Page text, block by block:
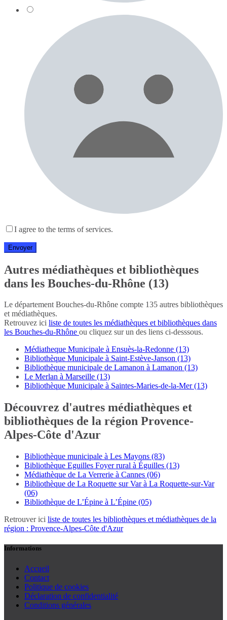
I agree to the terms of services.
Autres médiathèques et bibliothèques
dans les Bouches-du-Rhône (13)
Le département Bouches-du-Rhône compte 135 autres bibliothèques
et médiathèques.
Retrouvez ici liste de toutes les médiathèques et bibliothèques dans
les Bouches-du-Rhône ou cliquez sur un des liens ci-desssous.
Médiatheque Municipale à Ensuès-la-Redonne (13)
Bibliothèque Municipale à Saint-Estève-Janson (13)
Bibliothèque municipale de Lamanon à Lamanon (13)
Le Merlan à Marseille (13)
Bibliothèque Municipale à Saintes-Maries-de-la-Mer (13)
Découvrez d'autres médiathèques et
bibliothèques de la région Provence-
Alpes-Côte d'Azur
Bibliothèque municipale à Les Mayons (83)
Bibliothèque Eguilles Foyer rural à Éguilles (13)
Médiathèque de La Verrerie à Cannes (06)
Bibliothèque de La Roquette sur Var à La Roquette-sur-Var
(06)
Bibliothèque de L’Épine à L’Épine (05)
Retrouver ici liste de toutes les bibliothèques et médiathèques de la
région : Provence-Alpes-Côte d'Azur
Informations
Accueil
Contact
Politique de cookies
Déclaration de confidentialité
Conditions générales